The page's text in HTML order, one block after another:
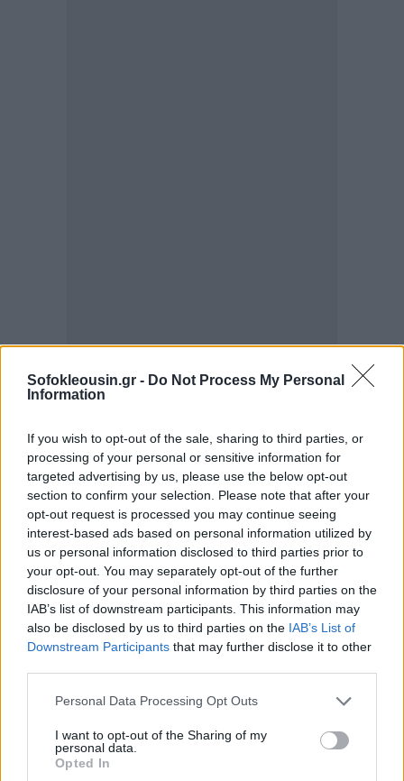
Sofokleousin.gr - Do Not Process My Personal
Information
If you wish to opt-out of the sale, sharing to third parties, or
processing of your personal or sensitive information for
targeted advertising by us, please use the below opt-out
section to confirm your selection. Please note that after your
opt-out request is processed you may continue seeing
interest-based ads based on personal information utilized by
us or personal information disclosed to third parties prior to
your opt-out. You may separately opt-out of the further
disclosure of your personal information by third parties on the
IAB’s list of downstream participants. This information may
also be disclosed by us to third parties on the IAB’s List of
Downstream Participants that may further disclose it to other
Personal Data Processing Opt Outs
I want to opt-out of the Sharing of my
personal data.
Opted In
Σύμφωνα με την ίδια ανακοίνωση, η προσαρμογή της
εταιρείας στο νέο μοντέλο λειτουργίας One Unilever
τέθηκε σε ισχύ τον Ιανουάριο του 2025 και
αναμένεται να ολοκληρωθεί εντός του έτους.
Στο πλαίσιο της νέας οργάνωσης One Unilever, η
ελληνική εταιρεία αναβαθμίζεται και αναλαμβάνει
για πρώτη φορά διευρυμένο περιφερειακό ρόλο, ο
οποίος, με κέντρο διοίκησης την Ελλάδα, καλύπτει
την Κύπρο, τα Βαλκάνια και τις Βαλτικές χώρες. Αυτή
η εξέλιξη αποτελεί μια ισχυρή αναγνώριση της
αγορά όλα αυτά τα χρόνια.